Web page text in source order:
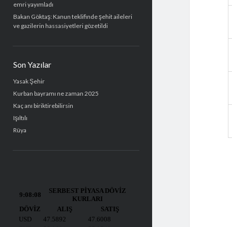
emri yayımladı
Bakan Göktaş: Kanun teklifinde şehit aileleri
ve gazilerin hassasiyetleri gözetildi
Son Yazılar
Yasak Şehir
Kurban bayramı ne zaman 2025
Kaç anı biriktirebilirsin
Işıltılı
Rüya